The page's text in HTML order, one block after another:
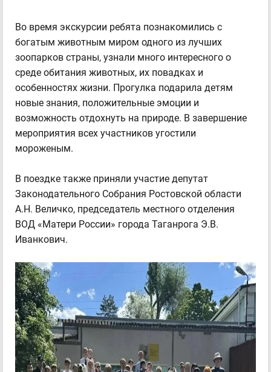
Во время экскурсии ребята познакомились с
богатым животным миром одного из лучших
зоопарков страны, узнали много интересного о
среде обитания животных, их повадках и
особенностях жизни. Прогулка подарила детям
новые знания, положительные эмоции и
возможность отдохнуть на природе. В завершение
мероприятия всех участников угостили
мороженым.
В поездке также приняли участие депутат
Законодательного Собрания Ростовской области
А.Н. Величко, председатель местного отделения
ВОД «Матери России» города Таганрога Э.В.
Иванкович.